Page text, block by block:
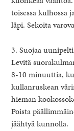
toisessa kulhossa
läpi. Sekoita
3. Suojaa
Levitä
8-10 minuuttia,
kullanruskean
hieman
Poista
jäähtyä kunnolla.